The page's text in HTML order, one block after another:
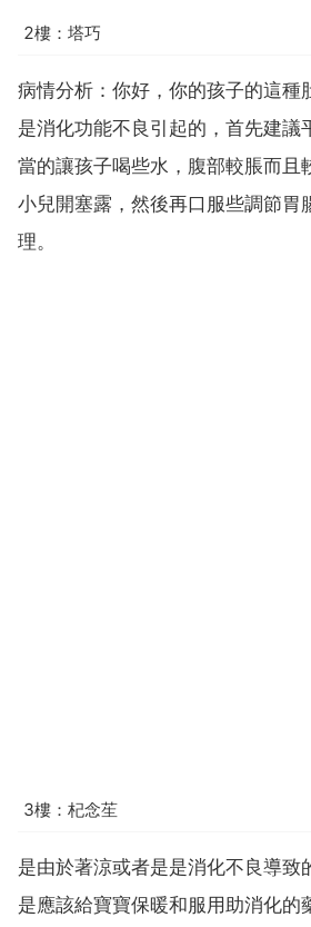
2樓：塔巧
病情分析：你好，你的孩子的這種
是消化功能不良引起的，首先建議
當的讓孩子喝些水，腹部較脹而且
小兒開塞露，然後再口服些調節胃
理。
3樓：杞念苼
是由於著涼或者是是消化不良導致
是應該給寶寶保暖和服用助消化的